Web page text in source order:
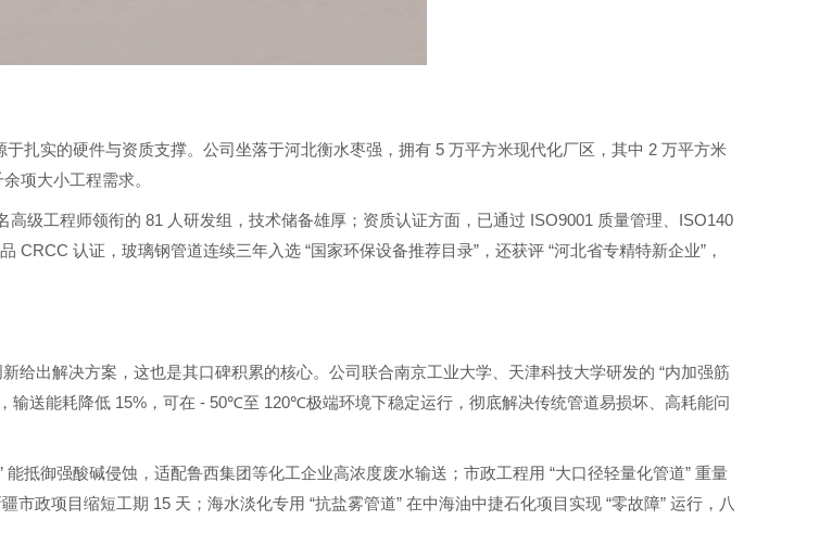
于扎实的硬件与资质支撑。公司坐落于河北衡水枣强，拥有 5 万平方米现代化厂区，其中 2 万平方米
项大小工程需求。
高级工程师领衔的 81 人研发组，技术储备雄厚；资质认证方面，已通过 ISO9001 质量管理、 ISO140
CRCC 认证，玻璃钢管道连续三年入选 “国家环保设备推荐目录” ，还获评 “河北省专精特新企业” ，
给出解决方案，这也是其口碑积累的核心。公司联合南京工业大学、天津科技大学研发的 “内加强筋
，输送能耗降低 15% ，可在 - 50℃至 120℃极端环境下稳定运行，彻底解决传统管道易损坏、高耗能问
能抵御强酸碱侵蚀，适配鲁西集团等化工企业高浓度废水输送；市政工程用 “大口径轻量化管道” 重量
疆市政项目缩短工期 15 天；海水淡化专用 “抗盐雾管道” 在中海油中捷石化项目实现 “零故障” 运行，八